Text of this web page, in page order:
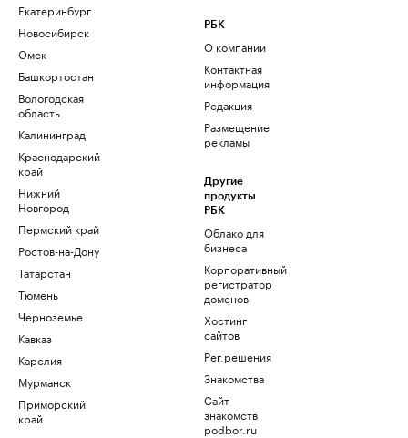
Екатеринбург
Новосибирск
Омск
Башкортостан
Вологодская
область
Калининград
Краснодарский
край
Нижний
Новгород
Пермский край
Ростов-на-Дону
Татарстан
Тюмень
Черноземье
Кавказ
Карелия
Мурманск
Приморский
край
РБК
О компании
Контактная
информация
Редакция
Размещение
рекламы
Другие
продукты
РБК
Облако для
бизнеса
Корпоративный
регистратор
доменов
Хостинг
сайтов
Рег.решения
Знакомства
Сайт
знакомств
podbor.ru